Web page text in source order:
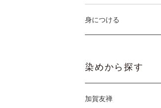
身につける
染めから探す
加賀友禅